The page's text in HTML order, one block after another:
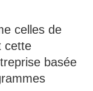
celles de
cette
basée